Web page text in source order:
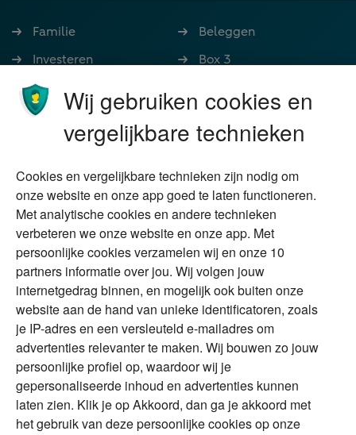
Familie
Investeren
Ondernemen
Stoppen met werken
Wonen
Beleggen
Box 3
Nalatenschap
Schenken
Duurzaam
Vermogensplanning
Tweede huis in
buitenland
DGA
Erfenis
Over Financial Focus
Specialisten
Financial Focus
magazine
The Exit Years
Contact
Alles voor en over vermogenden.
Wij gebruiken cookies en
vergelijkbare technieken
Cookies en vergelijkbare technieken zijn nodig om
onze website en onze app goed te laten functioneren.
Met analytische cookies en andere technieken
verbeteren we onze website en onze app. Met
persoonlijke cookies verzamelen wij en onze 10
partners informatie over jou. Wij volgen jouw
internetgedrag binnen, en mogelijk ook buiten onze
website aan de hand van unieke identificatoren, zoals
je IP-adres en een versleuteld e-mailadres om
advertenties relevanter te maken. Wij bouwen zo jouw
persoonlijke profiel op, waardoor wij je
gepersonaliseerde inhoud en advertenties kunnen
laten zien. Klik je op Akkoord, dan ga je akkoord met
het gebruik van deze persoonlijke cookies op onze